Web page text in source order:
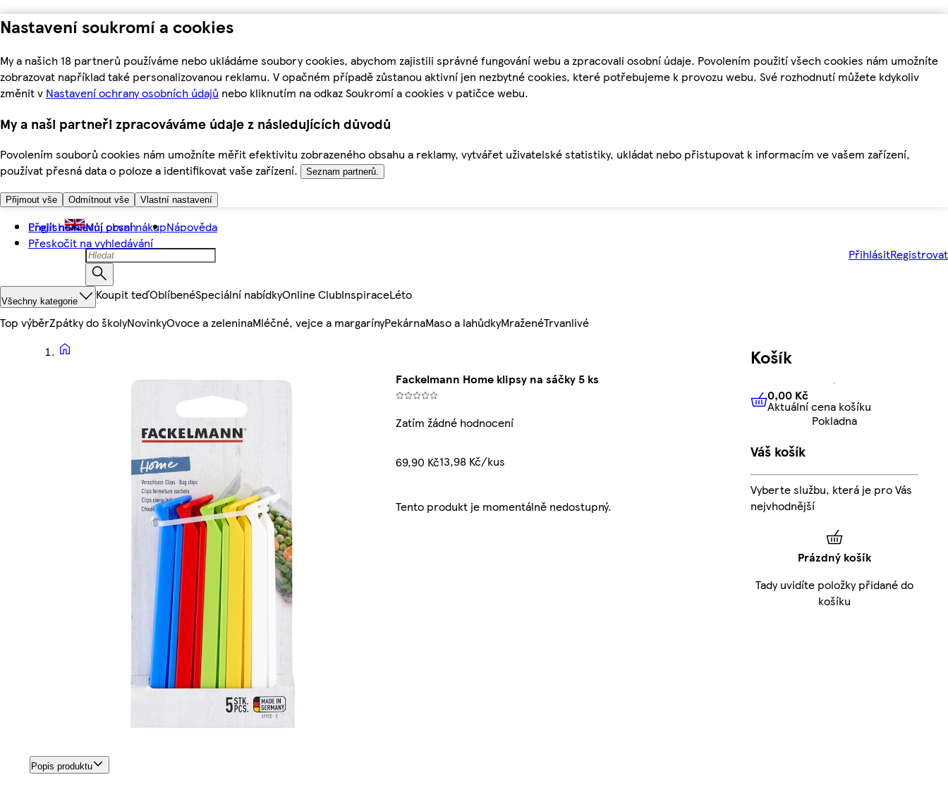
Nastavení soukromí a cookies
My a našich 18 partnerů používáme nebo ukládáme soubory cookies, abychom zajistili správné fungování webu a zpracovali osobní údaje. Povolením použití všech cookies nám umožníte
zobrazovat například také personalizovanou reklamu. V opačném případě zůstanou aktivní jen nezbytné cookies, které potřebujeme k provozu webu. Své rozhodnutí můžete kdykoliv
změnit v Nastavení ochrany osobních údajů nebo kliknutím na odkaz Soukromí a cookies v patičce webu.
My a naši partneři zpracováváme údaje z následujících důvodů
Povolením souborů cookies nám umožníte měřit efektivitu zobrazeného obsahu a reklamy, vytvářet uživatelské statistiky, ukládat nebo přistupovat k informacím ve vašem zařízení,
používat přesná data o poloze a identifikovat vaše zařízení.
Seznam partnerů.
Přijmout vše Odmítnout vše Vlastní nastavení
Přejít na hlavní obsah
Přeskočit na vyhledávání
English Můj první nákupNápověda
PřihlásitRegistrovat
Všechny kategorie Koupit teďOblíbenéSpeciální nabídkyOnline ClubInspiraceLéto
Top výběrZpátky do školyNovinkyOvoce a zeleninaMléčné, vejce a margarínyPekárnaMaso a lahůdkyMraženéTrvanlivé
Fackelmann Home klipsy na sáčky 5 ks
Zatím žádné hodnocení
69,90 Kč13,98 Kč/kus
Tento produkt je momentálně nedostupný.
Popis produktu
Košík
0,00 KčAktuální cena košíku
0,00 Kč
Aktuální cena košíku
Pokladna
Váš košík
Vyberte službu, která je pro Vás
nejvhodnější
Prázdný košík
Tady uvidíte položky přidané do
košíku